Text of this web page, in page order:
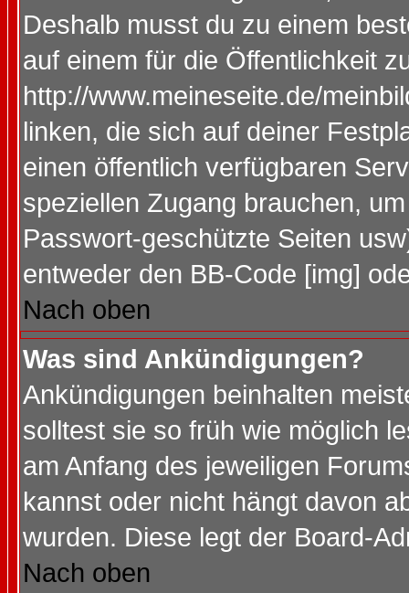
Deshalb musst du zu einem
auf einem für die Öffentlichkeit
http://www.meineseite.de/
linken, die sich auf deiner
einen öffentlich verfügbaren
speziellen Zugang brauchen,
Passwort-geschützte Seiten
entweder den BB-Code [img]
Nach oben
Was sind Ankündigungen?
Ankündigungen beinhalten
solltest sie so früh wie möglich
am Anfang des jeweiligen
kannst oder nicht hängt davon
wurden. Diese legt der Board-
Nach oben